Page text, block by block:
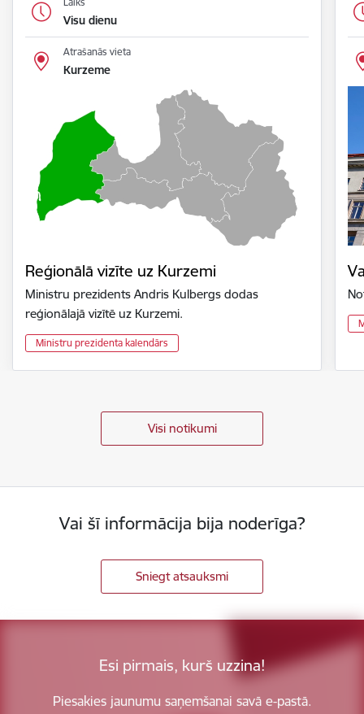
Visu dienu
Atrašanās vieta
Kurzeme
Reģionālā vizīte uz Kurzemi
Ministru prezidents Andris Kulbergs dodas
reģionālajā vizītē uz Kurzemi.
Ministru prezidenta kalendārs
Visi notikumi
Vai šī informācija bija noderīga?
Sniegt atsauksmi
Esi pirmais, kurš uzzina!
Piesakies jaunumu saņemšanai savā e-pastā.